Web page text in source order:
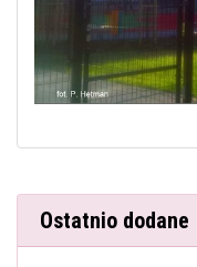
Ostatnio dodane